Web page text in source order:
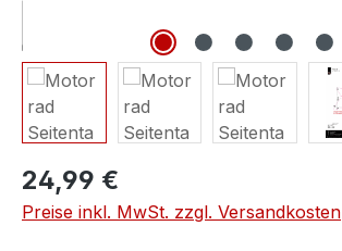
24,99 €
Preise inkl. MwSt. zzgl. Versandkosten